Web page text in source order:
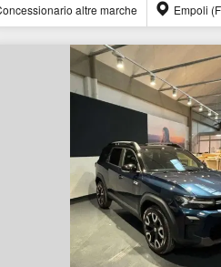
altre marche Empoli